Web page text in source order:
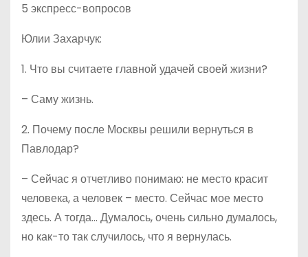
5 экспресс-вопросов
Юлии Захарчук:
1. Что вы считаете главной удачей своей жизни?
– Саму жизнь.
2. Почему после Москвы решили вернуться в
Павлодар?
– Сейчас я отчетливо понимаю: не место красит
человека, а человек – место. Сейчас мое место
здесь. А тогда… Думалось, очень сильно думалось,
но как-то так случилось, что я вернулась.